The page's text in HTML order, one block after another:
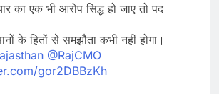
का एक भी आरोप सिद्ध हो जाए तो पद
के हितों से समझौता कभी नहीं होगा।
@RajCMO
gor2DBBzKh